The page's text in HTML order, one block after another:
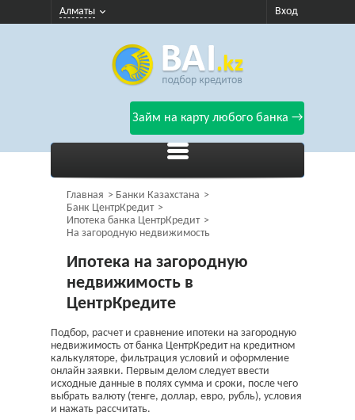
Алматы Вход
Займ на карту любого банка →
Главная
Банки Казахстана
Банк ЦентрКредит
Ипотека банка ЦентрКредит
На загородную недвижимость
Ипотека на загородную
недвижимость в
ЦентрКредите
Подбор, расчет и сравнение ипотеки на загородную
недвижимость от банка ЦентрКредит на кредитном
калькуляторе, фильтрация условий и оформление
онлайн заявки. Первым делом следует ввести
исходные данные в полях сумма и сроки, после чего
выбрать валюту (тенге, доллар, евро, рубль), условия
и нажать рассчитать.